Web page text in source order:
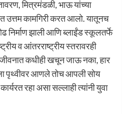
मित्रमंडळी, भाऊ यांच्या
उत्तम कामगिरी करत आलो. यातूनच
निर्माण झाली आणि ब्लाईंड स्कूलतर्फे
व आंतरराष्ट्रीय स्तरावरही
कधीही खचून जाऊ नका, हार
पृथ्वीवर आणले तोच आपली सोय
रहा असा सल्लाही त्यांनी युवा